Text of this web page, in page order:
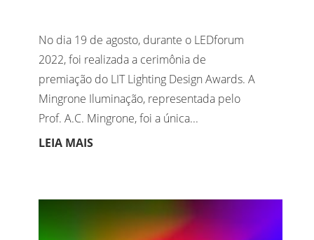
No dia 19 de agosto, durante o LEDforum
2022, foi realizada a cerimônia de
premiação do LIT Lighting Design Awards. A
Mingrone Iluminação, representada pelo
Prof. A.C. Mingrone, foi a única...
LEIA MAIS